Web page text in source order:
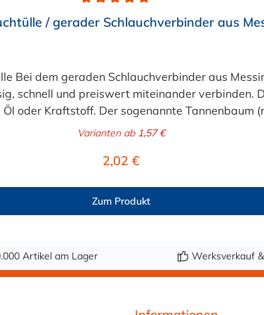
/ gerader Schlauchverbinder aus
Bei dem geraden Schlauchverbinder aus
schnell und preiswert miteinander
oder Kraftstoff. Der sogenannte
der Verbindungsstelle durch eine
Varianten ab1,57 €
Regulärer Preis:
2,02 €
Zum Produkt
Artikel am Lager Werksverkauf